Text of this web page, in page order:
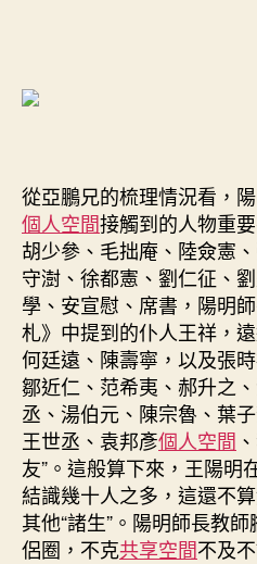
從亞鵬兄的梳理情況看，
個人空間接觸到的人物重
胡少參、毛拙庵、陸僉憲
守澍、徐都憲、劉仁征、
學、安宣慰、席書，陽明
札》中提到的仆人王祥，
何廷遠、陳壽寧，以及張
鄒近仁、范希夷、郝升之
丞、湯伯元、陳宗魯、葉
王世丞、袁邦彥個人空間
友”。這般算下來，王陽明
結識幾十人之多，這還不
其他“諸生”。陽明師長教
侶圈，不克共享空間不及